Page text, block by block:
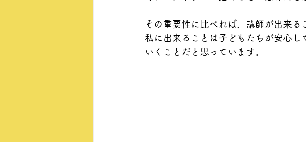
その重要性に比べれば、講師が出来る
私に出来ることは子どもたちが安心
いくことだと思っています。